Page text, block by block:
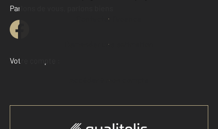
Contacter l'agence
Demander une estimation
Parlons de vous, parlons biens
Votre compte :
Accéder à mon compte